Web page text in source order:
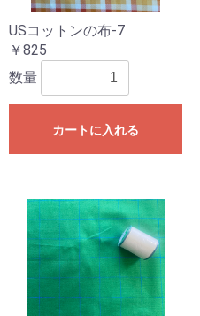
USコットンの布-7
￥825
数量
カートに入れる